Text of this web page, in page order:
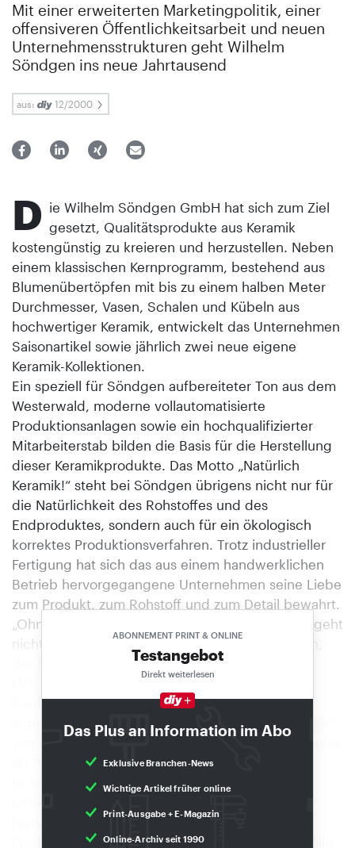
Mit einer erweiterten Marketingpolitik, einer
offensiveren Öffentlichkeitsarbeit und neuen
Unternehmensstrukturen geht Wilhelm
Söndgen ins neue Jahrtausend
aus: 12/2000
Das Plus an Information im Abo
Exklusive Branchen-News
Wichtige Artikel früher online
Print-Ausgabe + E-Magazin
Online-Archiv seit 1990
ABONNEMENT PRINT & ONLINE
Testangebot
Direkt weiterlesen
D ie Wilhelm Söndgen GmbH hat sich zum Ziel
gesetzt, Qualitätsprodukte aus Keramik
kostengünstig zu kreieren und herzustellen. Neben
einem klassischen Kernprogramm, bestehend aus
Blumenübertöpfen mit bis zu einem halben Meter
Durchmesser, Vasen, Schalen und Kübeln aus
hochwertiger Keramik, entwickelt das Unternehmen
Saisonartikel sowie jährlich zwei neue eigene
Keramik-Kollektionen.
Ein speziell für Söndgen aufbereiteter Ton aus dem
Westerwald, moderne vollautomatisierte
Produktionsanlagen sowie ein hochqualifizierter
Mitarbeiterstab bilden die Basis für die Herstellung
dieser Keramikprodukte. Das Motto „Natürlich
Keramik!“ steht bei Söndgen übrigens nicht nur für
die Natürlichkeit des Rohstoffes und des
Endproduktes, sondern auch für ein ökologisch
korrektes Produktionsverfahren. Trotz industrieller
Fertigung hat sich das aus einem handwerklichen
Betrieb hervorgegangene Unternehmen seine Liebe
zum Produkt, zum Rohstoff und zum Detail bewahrt.
„Ohne eine emotionale Beziehung zum Produkt geht
nichts in unserem Markt“, bestätigt Björn Hansen,
der bei Wilhelm Söndgen u. a. die
Unternehmenskommunika-tion verantwortet.
Bereits heute besitzt das Unternehmen nach
eigenen Angaben in Deutschland einen Marktanteil
In Adendorf sowie im benachbarten Gelsdorf
Fertigungsstraßen. 210 Mitarbeiter in
Produktentwicklung, Produktion, Qualitätskontrolle